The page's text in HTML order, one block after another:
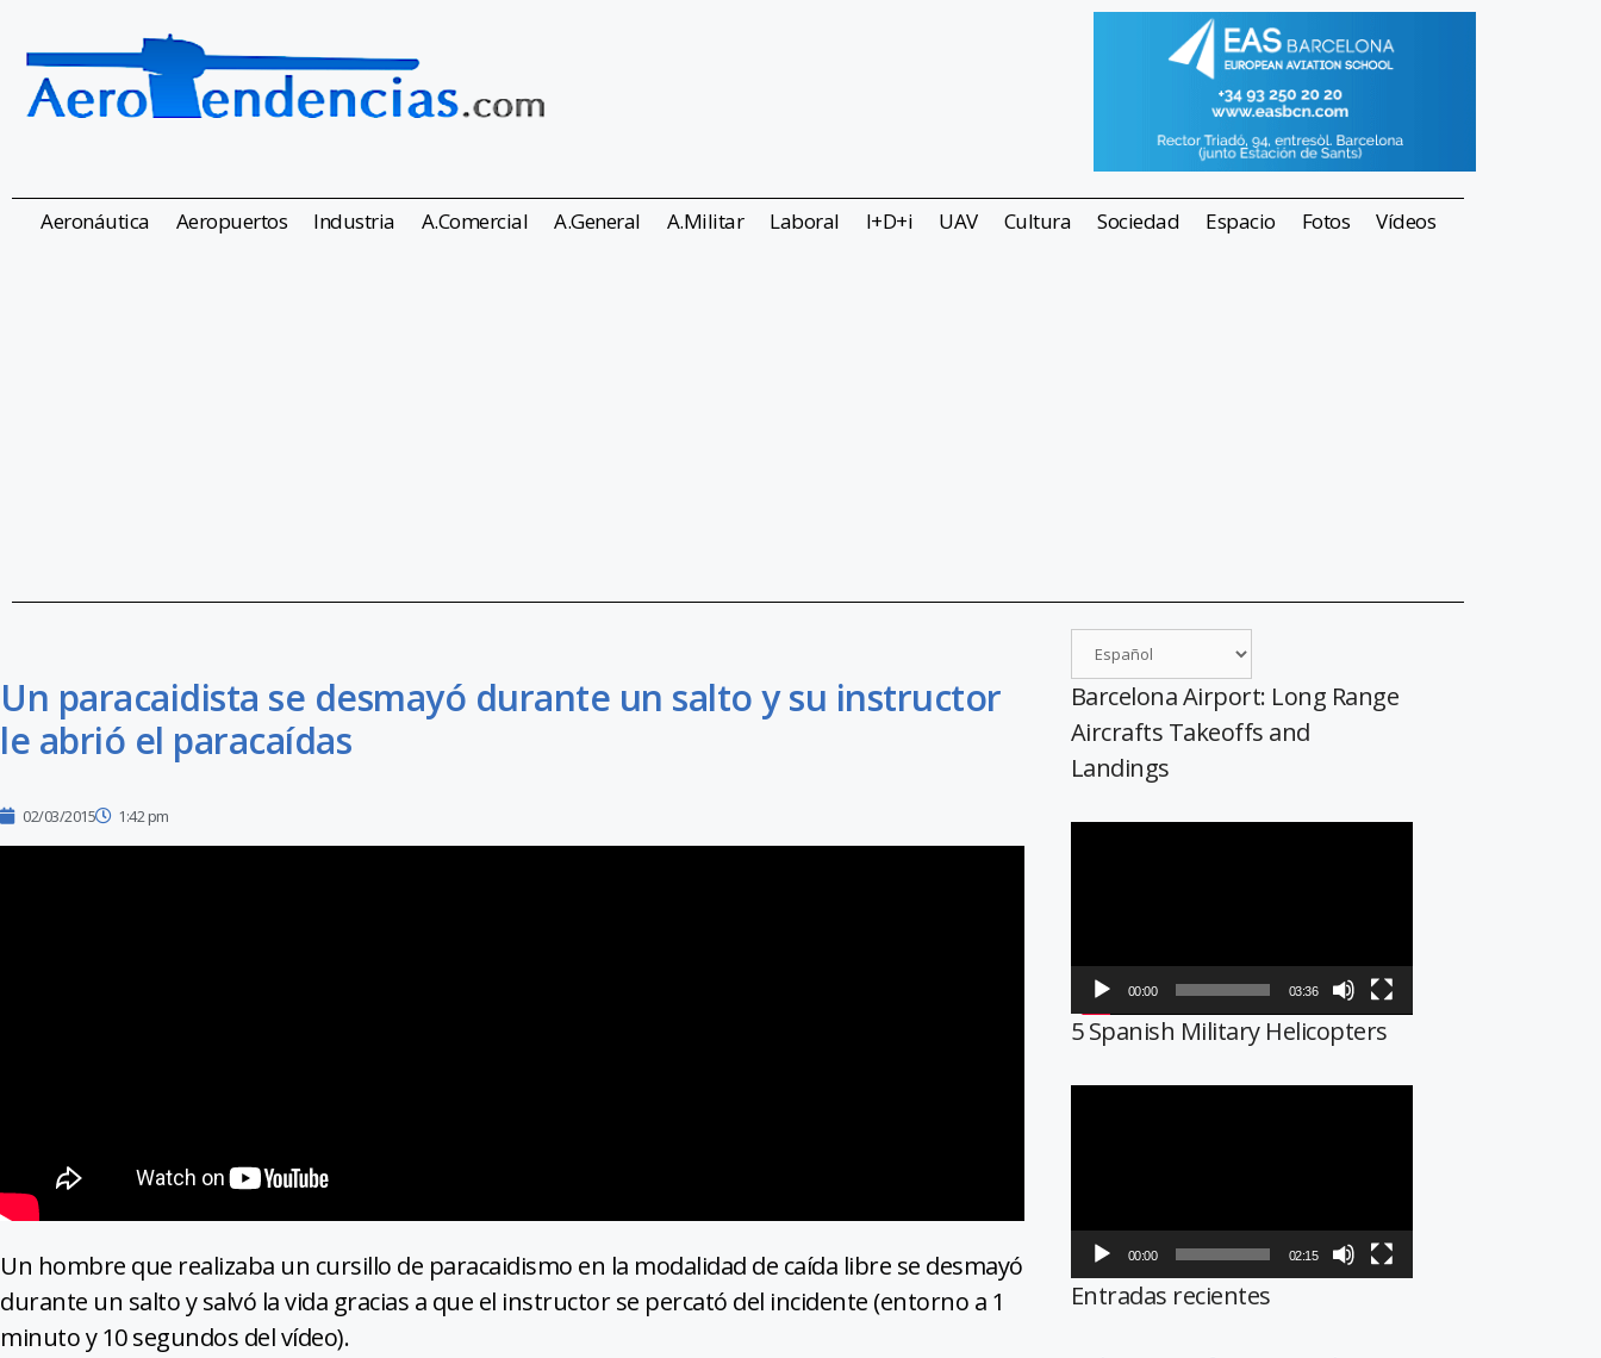
Aeronáutica Aeropuertos Industria A.Comercial A.General A.Militar Laboral I+D+i UAV Cultura Sociedad Espacio Fotos Vídeos
Un paracaidista se desmayó durante un salto y su instructor
le abrió el paracaídas
02/03/2015 1:42 pm
Un hombre que realizaba un cursillo de paracaidismo en la modalidad de caída libre se desmayó
durante un salto y salvó la vida gracias a que el instructor se percató del incidente (entorno a 1
minuto y 10 segundos del vídeo).
Barcelona Airport: Long Range
Aircrafts Takeoffs and
Landings
00:00 03:36
5 Spanish Military Helicopters
00:00 02:15
Entradas recientes